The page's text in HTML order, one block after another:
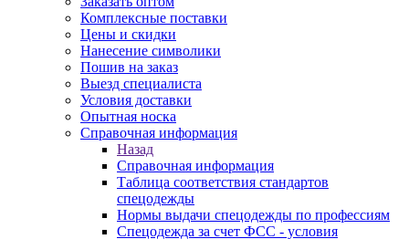
Комплексные поставки
Цены и скидки
Нанесение символики
Пошив на заказ
Выезд специалиста
Условия доставки
Опытная носка
Справочная информация
Назад
Справочная информация
Таблица соответствия стандартов
спецодежды
Нормы выдачи спецодежды по профессиям
Спецодежда за счет ФСС - условия